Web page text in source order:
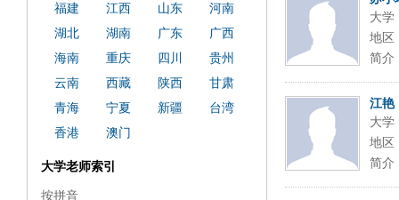
大学
地区
简介
江艳
大学
地区
简介
福建
江西 山东
河南
湖北
湖南 广东
广西
海南
重庆 四川
贵州
云南
西藏 陕西
甘肃
青海
宁夏 新疆
台湾
香港
澳门
大学老师索引
按拼音